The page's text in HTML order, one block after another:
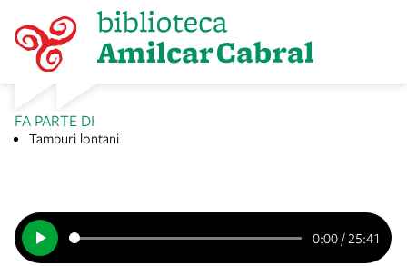
0:00 / 25:41
FA PARTE DI
Tamburi lontani